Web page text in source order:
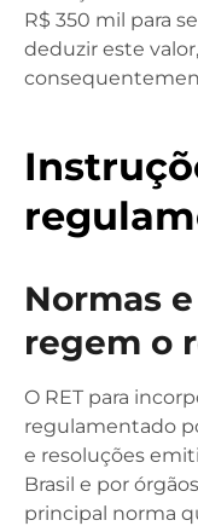
R$ 350 mil para
deduzir este
Normas
regem o
O RET para
regulamentado
e resoluções
Brasil e por
principal norma